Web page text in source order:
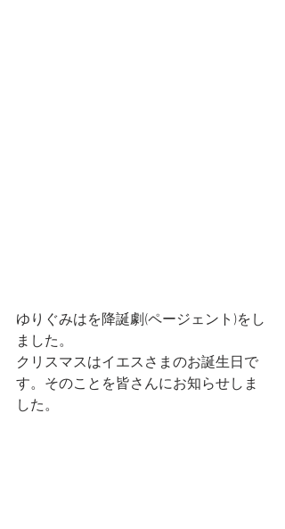
ゆりぐみはを降誕劇(ページェント)をし
ました。
クリスマスはイエスさまのお誕生日で
す。そのことを皆さんにお知らせしま
した。